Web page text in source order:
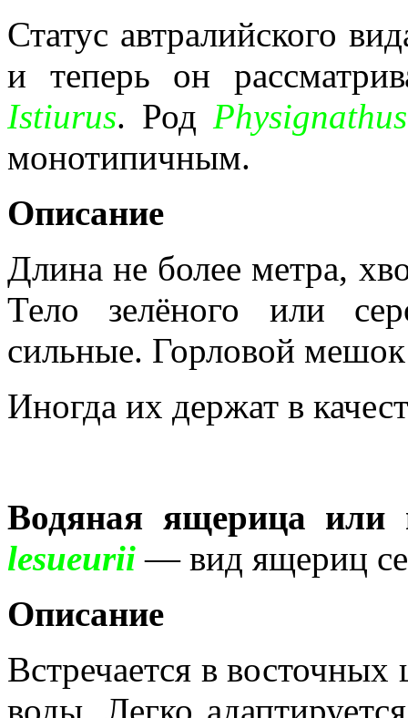
Статус автралийского
и теперь он
Istiurus. Род Physignathus
монотипичным.
Описание
Длина не более метра,
Тело зелёного или
сильные. Горловой мешок
Иногда их держат в
Водяная ящерица или
lesueurii — вид ящериц
Описание
Встречается в